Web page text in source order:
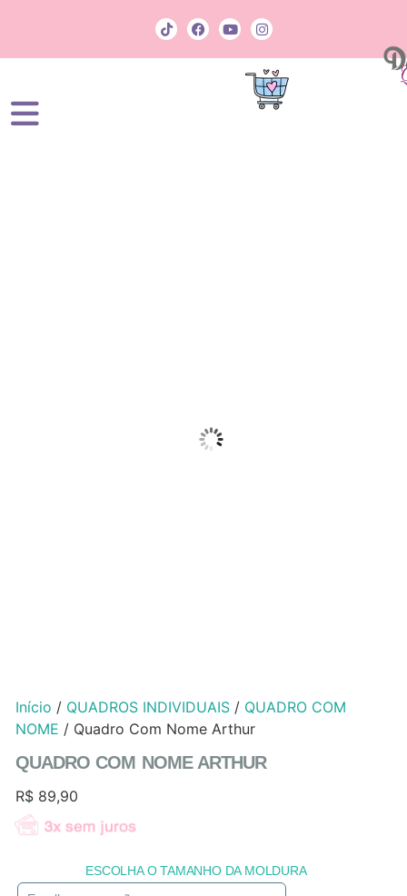
Início / QUADROS INDIVIDUAIS / QUADRO COM
NOME / Quadro Com Nome Arthur
QUADRO COM NOME ARTHUR
R$ 89,90
ESCOLHA O TAMANHO DA MOLDURA